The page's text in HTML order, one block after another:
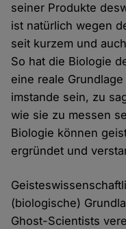
seiner Produkte
ist natürlich wegen
seit kurzem und
So hat die Biologie
eine reale
imstande sein, zu
wie sie zu messen
Biologie können
ergründet und
(biologische)
Ghost-Scientists